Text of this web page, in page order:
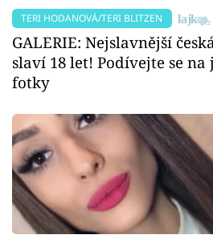
TERI HODANOVÁ/TERI BLITZEN
GALERIE: Nejslavnější
slaví 18 let! Podívejte se
fotky